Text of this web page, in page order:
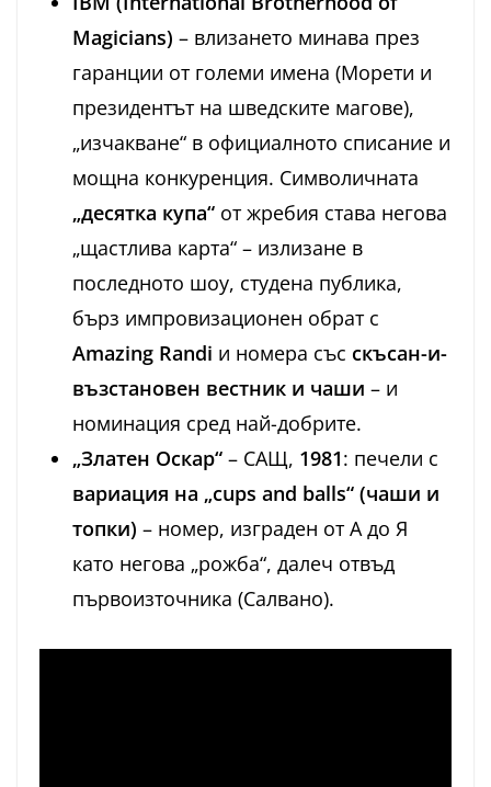
Magicians) – влизането минава през
гаранции от големи имена (Морети и
президентът на шведските магове),
„изчакване“ в официалното списание и
мощна конкуренция. Символичната
„десятка купа“ от жребия става негова
„щастлива карта“ – излизане в
последното шоу, студена публика,
бърз импровизационен обрат с
Amazing Randi и номера със скъсан-и-
възстановен вестник и чаши – и
номинация сред най-добрите.
„Златен Оскар“ – САЩ, 1981: печели с
вариация на „cups and balls“ (чаши и
топки) – номер, изграден от А до Я
като негова „рожба“, далеч отвъд
първоизточника (Салвано).